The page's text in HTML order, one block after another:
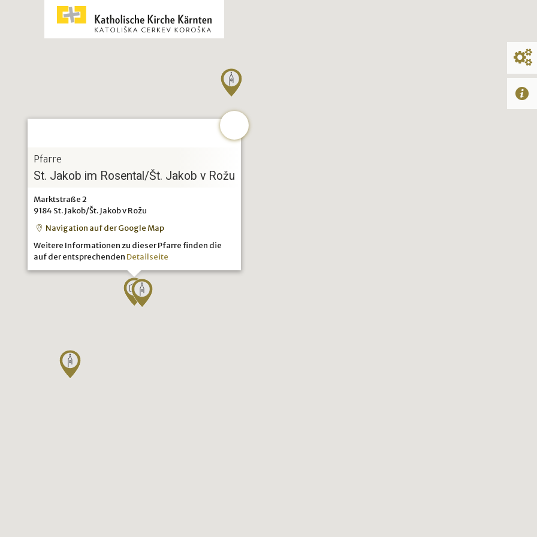
Pfarre
St. Jakob im Rosental/Št. Jakob v Rožu
Marktstraße 2
9184 St. Jakob/Št. Jakob v Rožu
Navigation auf der Google Map
Weitere Informationen zu dieser Pfarre finden die
auf der entsprechenden Detailseite